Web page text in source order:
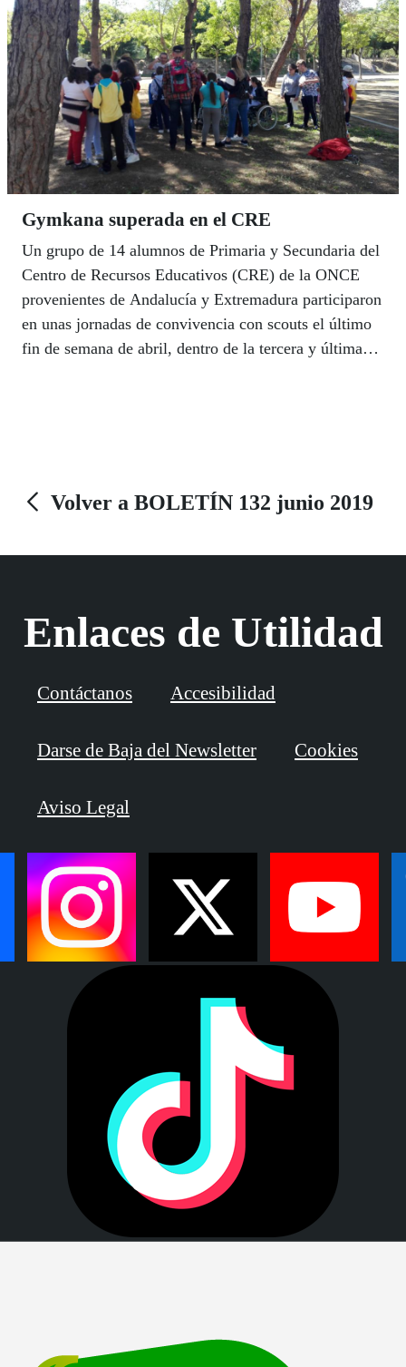
Imbroda aseguró que la educación inclusiva va a ser
“una línea estratégica” en el trabajo de su Consejería.
Gymkana superada en el CRE
Un grupo de 14 alumnos de Primaria y Secundaria del
Centro de Recursos Educativos (CRE) de la ONCE
provenientes de Andalucía y Extremadura participaron
en unas jornadas de convivencia con scouts el último
fin de semana de abril, dentro de la tercera y última
Volver a BOLETÍN 132 junio 2019
Enlaces de Utilidad
Contáctanos Accesibilidad
Darse de Baja del Newsletter Cookies
Aviso Legal